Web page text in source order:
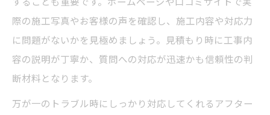
際の施工写真やお客様の声を確認し、施工内容や対応力
に問題がないかを見極めましょう。見積もり時に工事内
容の説明が丁寧か、質問への対応が迅速かも信頼性の判
断材料となります。
万が一のトラブル時にしっかり対応してくれるアフター